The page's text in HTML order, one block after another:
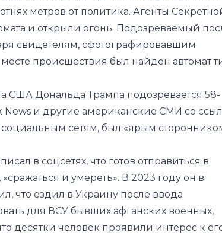
происшествия был найден автомат
Дональда Трампа подозревается 58-
News и другие американские СМИ со
сетям, был «ярым сторонником
в соцсетях, что готов отправиться в
и умереть». В 2023 году он в
что ездил в Украину после ввода
для ВСУ бывших афганских военных,
десятки человек проявили интерес к его
Раут возглавлял «Международный
организация содействует
действиях». Подозреваемый также